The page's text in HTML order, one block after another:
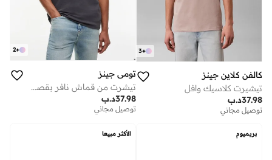
+
3
كالفن كلاين جينز
تيشيرت كلاسيك وافل
د.ب37.98
توصيل مجاني
+
2
تومي جينز
تيشرت من قماش نافر بقصة واسعة مزين بطبعة جرافيك من الخلف
د.ب37.98
توصيل مجاني
بريميوم الأكثر مبيعا